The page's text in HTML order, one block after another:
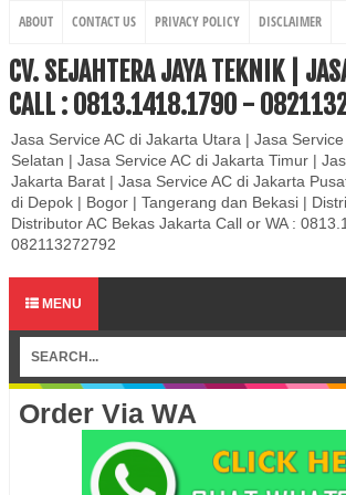
ABOUT CONTACT US PRIVACY POLICY DISCLAIMER
CV. SEJAHTERA JAYA TEKNIK |
CALL : 0813.1418.1790 -
Jasa Service AC di Jakarta Utara | Jasa
Selatan | Jasa Service AC di Jakarta Timur |
Jakarta Barat | Jasa Service AC di Jakarta
di Depok | Bogor | Tangerang dan Bekasi |
Distributor AC Bekas Jakarta Call or WA :
082113272792
MENU
Order Via WA